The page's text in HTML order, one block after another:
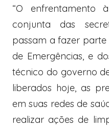
“O enfrentamento
conjunta das
passam a fazer
de Emergências, e
técnico do governo
liberados hoje, as
em suas redes de
realizar ações de